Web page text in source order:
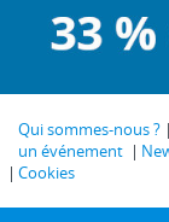
Qui sommes-nous ?
un événement
Cookies